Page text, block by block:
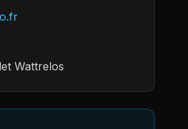
Wattrelos